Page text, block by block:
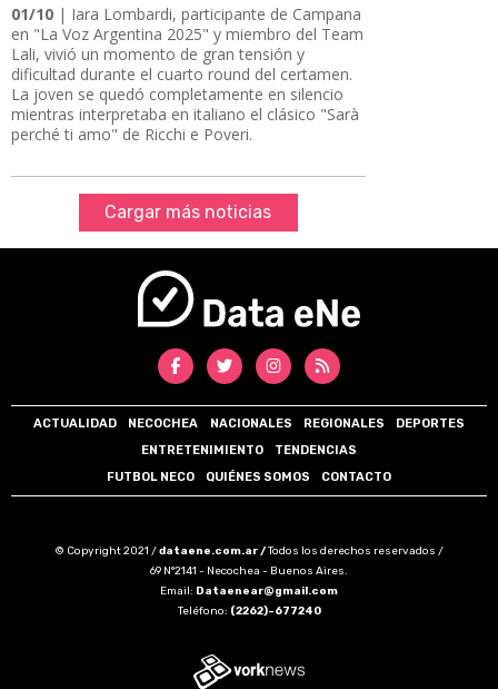
01/10 | Iara Lombardi, participante de Campana
en "La Voz Argentina 2025" y miembro del Team
Lali, vivió un momento de gran tensión y
dificultad durante el cuarto round del certamen.
La joven se quedó completamente en silencio
mientras interpretaba en italiano el clásico "Sarà
perché ti amo" de Ricchi e Poveri.
Cargar más noticias
ACTUALIDAD NECOCHEA NACIONALES REGIONALES
DEPORTES
ENTRETENIMIENTO
TENDENCIAS
FUTBOL NECO
QUIÉNES SOMOS CONTACTO
© Copyright 2021 /dataene.com.ar /Todos los derechos reservados /
69 N°2141 - Necochea - Buenos Aires.
Email: Dataenear@gmail.com
Teléfono: (2262)-677240